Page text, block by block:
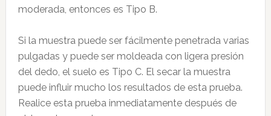
moderada, entonces es Tipo B.
Si la muestra puede ser fácilmente penetrada varias
pulgadas y puede ser moldeada con ligera presión
del dedo, el suelo es Tipo C. El secar la muestra
puede influir mucho los resultados de esta prueba.
Realice esta prueba inmediatamente después de